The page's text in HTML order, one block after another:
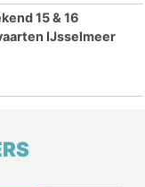
15 & 16
IJsselmeer